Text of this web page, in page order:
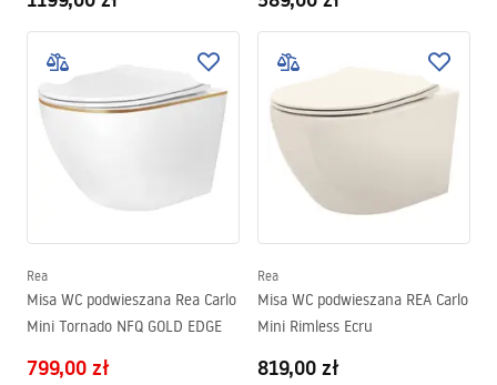
Rea
Misa WC podwieszana Rea Carlo
Mini Tornado NFQ GOLD EDGE
799,00 zł
Rea
Misa WC podwieszana REA Carlo
Mini Rimless Ecru
819,00 zł